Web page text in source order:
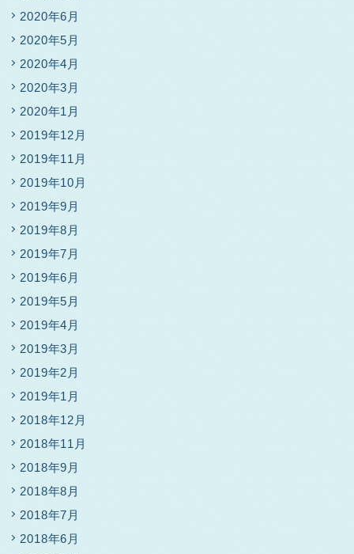
2020年6月
2020年5月
2020年4月
2020年3月
2020年1月
2019年12月
2019年11月
2019年10月
2019年9月
2019年8月
2019年7月
2019年6月
2019年5月
2019年4月
2019年3月
2019年2月
2019年1月
2018年12月
2018年11月
2018年9月
2018年8月
2018年7月
2018年6月